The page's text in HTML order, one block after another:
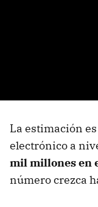
La estimación
electrónico a
mil millones en
número crezca